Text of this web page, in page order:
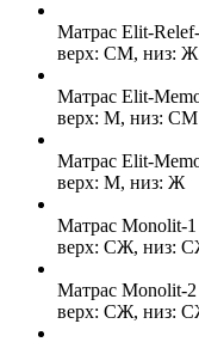
Матрас Elit-
верх: СМ, низ: Ж
Матрас Elit-
верх: М, низ: СМ
Матрас Elit-
верх: М, низ: Ж
Матрас Monolit-1
верх: СЖ, низ:
Матрас Monolit-2
верх: СЖ, низ: